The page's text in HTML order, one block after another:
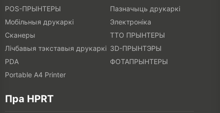
POS-ПРЫНТЕРЫ
Пазначыць друкаркі
Мобільныя друкаркі
Электроніка
Сканеры
ТТО ПРЫНТЕРЫ
Лічбавыя тэкставыя друкаркі 3D-ПРЫНТЭРЫ
PDA
ФОТАПРЫНТЕРЫ
Portable A4 Printer
Пра HPRT